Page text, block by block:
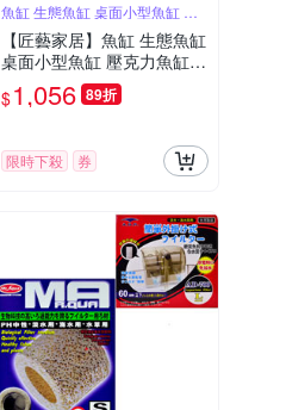
魚缸 生態魚缸 桌面小型魚缸 壓
克力魚缸
【匠藝家居】魚缸 生態魚缸
桌面小型魚缸 壓克力魚缸
生態水族箱 家用-黑色30款
升級套餐【30.6*19.6*18.
$1,056 89折
限時下殺 券